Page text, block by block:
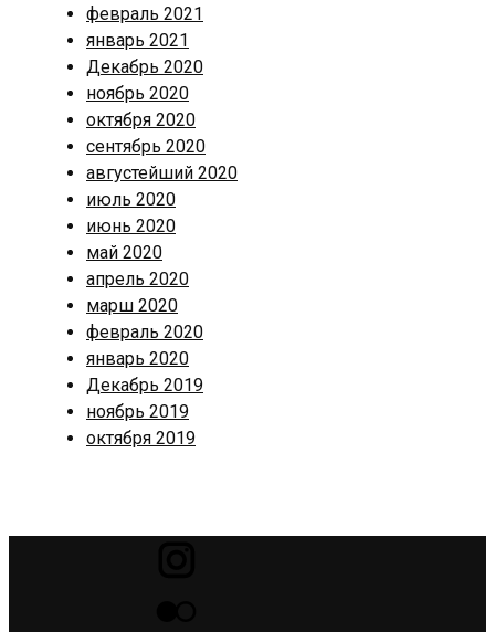
февраль 2021
январь 2021
Декабрь 2020
ноябрь 2020
октября 2020
сентябрь 2020
августейший 2020
июль 2020
июнь 2020
май 2020
апрель 2020
марш 2020
февраль 2020
январь 2020
Декабрь 2019
ноябрь 2019
октября 2019